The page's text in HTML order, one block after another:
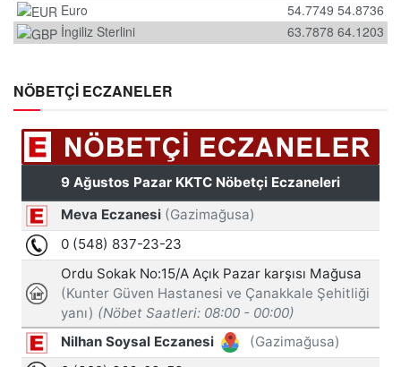
Euro
54.8736
54.7749
İngiliz Sterlini
64.1203
63.7878
NÖBETÇİ ECZANELER